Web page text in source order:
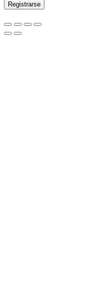
Registrarse